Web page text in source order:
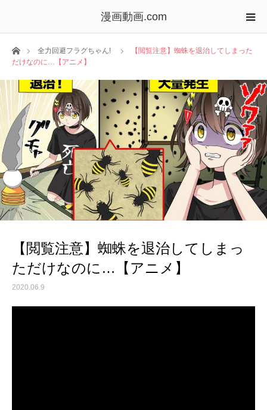
漫画動画.com
ホーム全力回避フラグちゃん!
【閲覧注意】蜘蛛を退治してしまった
だけなのに…【アニメ】
【閲覧注意】蜘蛛を退治してしまっ
ただけなのに…【アニメ】
2020.06.9